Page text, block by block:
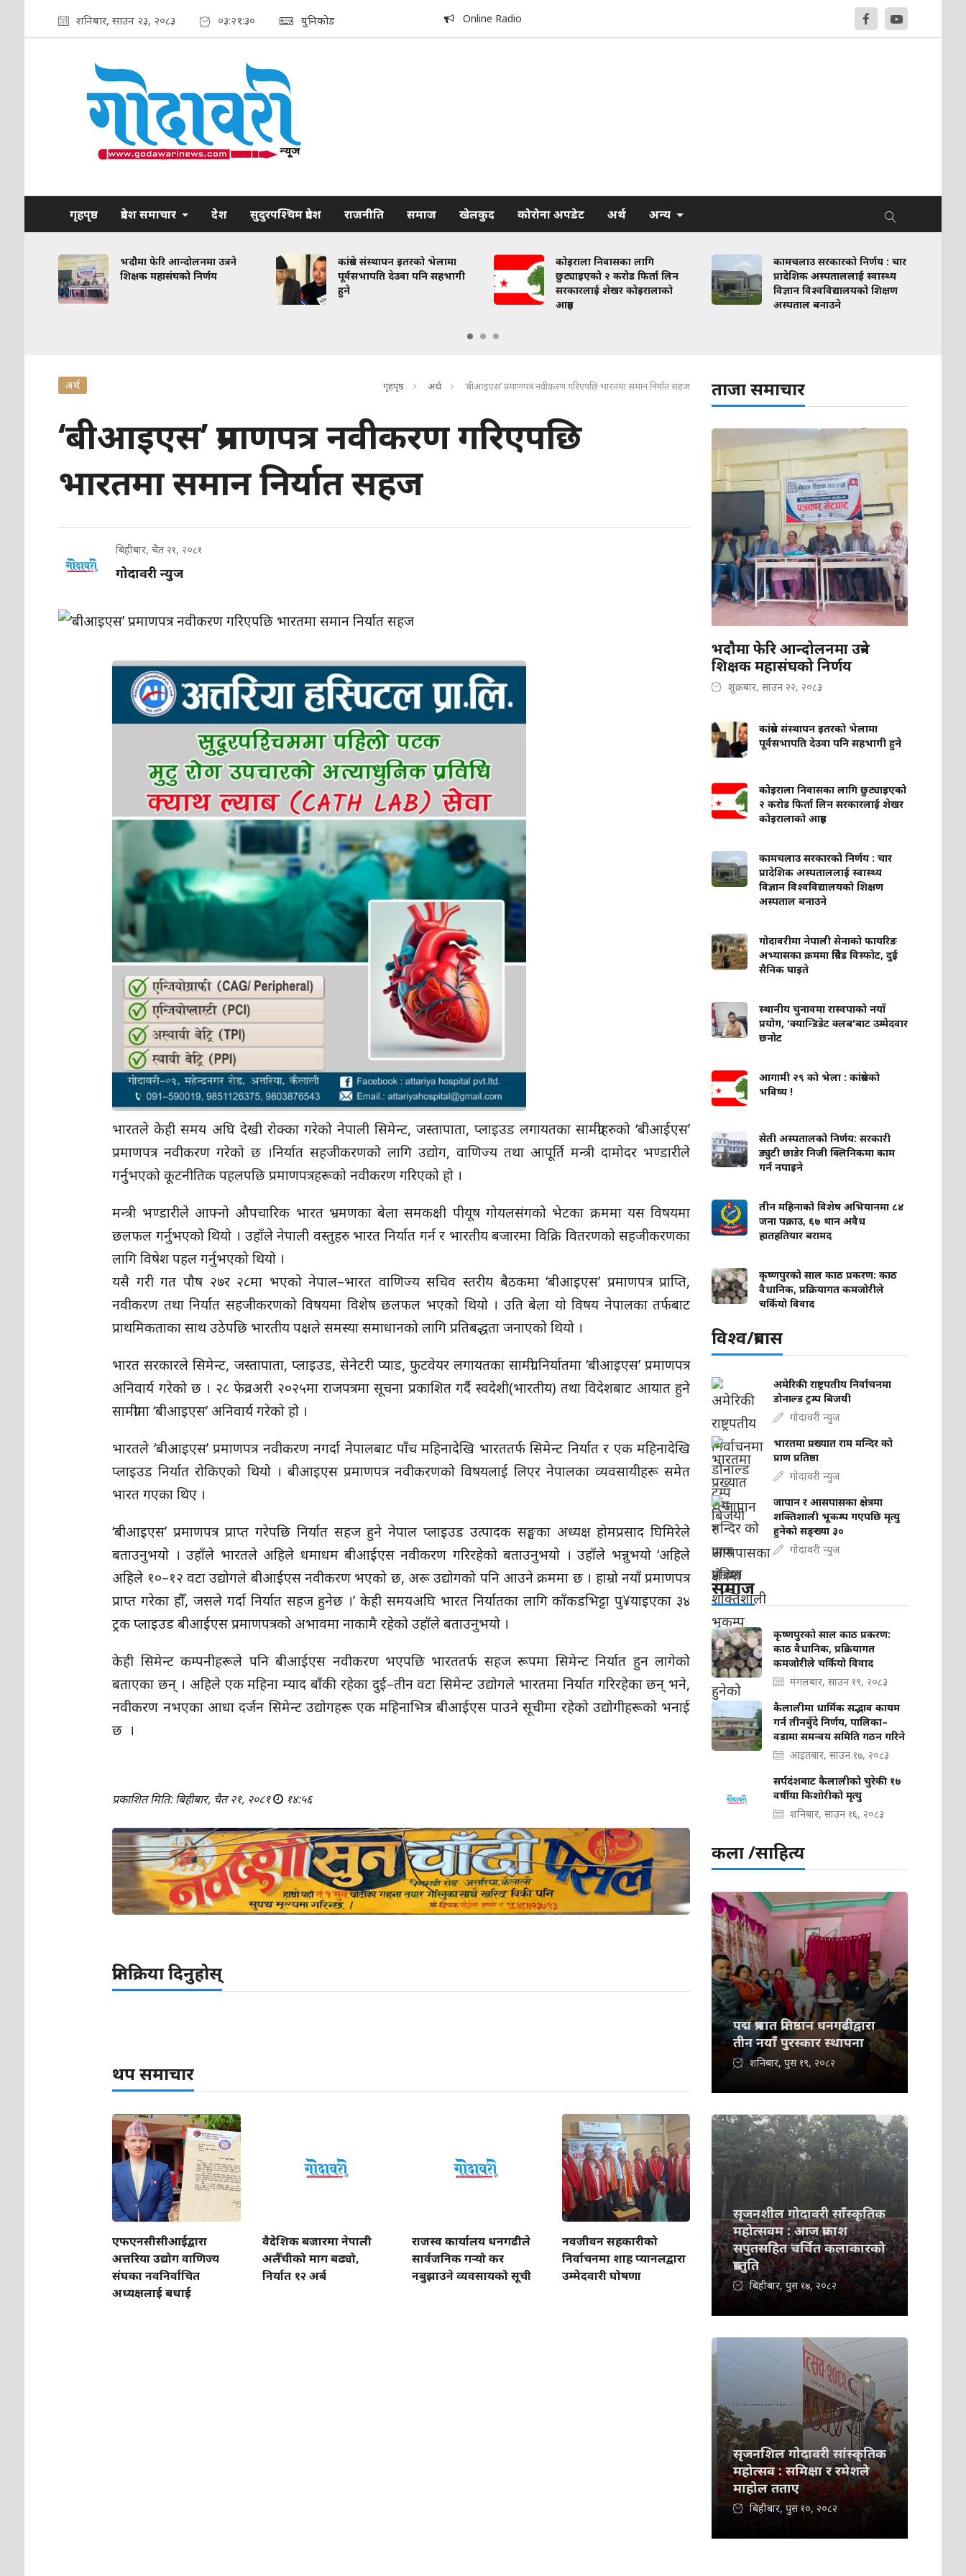
शनिबार, साउन २३, २०८३ ०३:२१:३१ युनिकोड Online Radio
गृहपृष्ठ प्रदेश समाचार देश सुदुरपश्चिम प्रदेश राजनीति समाज खेलकुद कोरोना अपडेट अर्थ अन्य
भदौमा फेरि आन्दोलनमा उत्रने
शिक्षक महासंघको निर्णय
कांग्रेस संस्थापन इतरको भेलामा
पूर्वसभापति देउवा पनि सहभागी
हुने
कोइराला निवासका लागि
छुट्याइएको २ करोड फिर्ता लिन
सरकारलाई शेखर कोइरालाको
आग्रह
कामचलाउ सरकारको निर्णय : चार
प्रादेशिक अस्पताललाई स्वास्थ्य
विज्ञान विश्वविद्यालयको शिक्षण
अस्पताल बनाउने
अर्थ गृहपृष्ठ अर्थ ‘बीआइएस’ प्रमाणपत्र नवीकरण गरिएपछि भारतमा समान निर्यात सहज
‘बीआइएस’ प्रमाणपत्र नवीकरण गरिएपछि
भारतमा समान निर्यात सहज
बिहीबार, चैत २१, २०८१
गोदावरी न्युज
भारतले केही समय अघि देखी रोक्का गरेको नेपाली सिमेन्ट, जस्तापाता, प्लाइउड लगायतका सामग्रीहरुको ‘बीआईएस’
प्रमाणपत्र नवीकरण गरेको छ ।निर्यात सहजीकरणको लागि उद्योग, वाणिज्य तथा आपूर्ति मन्त्री दामोदर भण्डारीले
गर्नुभएको कूटनीतिक पहलपछि प्रमाणपत्रहरूको नवीकरण गरिएको हो ।
मन्त्री भण्डारीले आफ्नो औपचारिक भारत भ्रमणका बेला समकक्षी पीयूष गोयलसंगको भेटका क्रममा यस विषयमा
छलफल गर्नुभएको थियो । उहाँले नेपाली वस्तुहरु भारत निर्यात गर्न र भारतीय बजारमा विक्रि वितरणको सहजीकरणका
लागि विषेश पहल गर्नुभएको थियो ।
यसै गरी गत पौष २७र २८मा भएको नेपाल–भारत वाणिज्य सचिव स्तरीय बैठकमा ‘बीआइएस’ प्रमाणपत्र प्राप्ति,
नवीकरण तथा निर्यात सहजीकरणको विषयमा विशेष छलफल भएको थियो । उति बेला यो विषय नेपालका तर्फबाट
प्राथमिकताका साथ उठेपछि भारतीय पक्षले समस्या समाधानको लागि प्रतिबद्धता जनाएको थियो ।
भारत सरकारले सिमेन्ट, जस्तापाता, प्लाइउड, सेनेटरी प्याड, फुटवेयर लगायतका सामग्री निर्यातमा ‘बीआइएस’ प्रमाणपत्र
अनिवार्य गरेको छ । २८ फेव्रअरी २०२५मा राजपत्रमा सूचना प्रकाशित गर्दै स्वदेशी(भारतीय) तथा विदेशबाट आयात हुने
सामग्रीमा ‘बीआइएस’ अनिवार्य गरेको हो ।
भारतले ‘बीआइएस’ प्रमाणपत्र नवीकरण नगर्दा नेपालबाट पाँच महिनादेखि भारततर्फ सिमेन्ट निर्यात र एक महिनादेखि
प्लाइउड निर्यात रोकिएको थियो । बीआइएस प्रमाणपत्र नवीकरणको विषयलाई लिएर नेपालका व्यवसायीहरू समेत
भारत गएका थिए ।
‘बीआइएस’ प्रमाणपत्र प्राप्त गरेपछि निर्यात सहज हुने नेपाल प्लाइउड उत्पादक सङ्घका अध्यक्ष होमप्रसाद घिमिरेले
बताउनुभयो । उहाँले भारतले अहिले धमाधम बीआईएस नवीकरण गरिरहेको बताउनुभयो । उहाँले भन्नुभयो ‘अहिले
अहिले १०–१२ वटा उद्योगले बीआईएस नवीकरण भएको छ, अरू उद्योगको पनि आउने क्रममा छ । हाम्रो नयाँ प्रमाणपत्र
प्राप्त गरेका हौँ, जसले गर्दा निर्यात सहज हुनेछ ।’ केही समयअघि भारत निर्यातका लागि काँकडभिट्टा पु¥याइएका ३४
ट्रक प्लाइउड बीआईएस प्रमाणपत्रको अभावमा नाकामै रहेको उहाँले बताउनुभयो ।
केही सिमेन्ट कम्पनीहरूले पनि बीआईएस नवीकरण भएपछि भारततर्फ सहज रूपमा सिमेन्ट निर्यात हुन लागेको
बताएका छन् । अहिले एक महिना म्याद बाँकी रहेका दुई–तीन वटा सिमेन्ट उद्योगले भारतमा निर्यात गरिरहेका छन् भने,
नवीकरण नभएका आधा दर्जन सिमेन्ट उद्योगहरू एक महिनाभित्र बीआईएस पाउने सूचीमा रहेको उद्योगीहरूको भनाई
छ ।
प्रकाशित मिति: बिहीबार, चैत २१, २०८१ १४:५६
प्रतिक्रिया दिनुहोस्
थप समाचार
एफएनसीसीआईद्वारा
अत्तरिया उद्योग वाणिज्य
संघका नवनिर्वाचित
अध्यक्षलाई बधाई
वैदेशिक बजारमा नेपाली
अलैँचीको माग बढ्यो,
निर्यात १२ अर्ब
राजस्व कार्यालय धनगढीले
सार्वजनिक गर्‍यो कर
नबुझाउने व्यवसायको सूची
नवजीवन सहकारीको
निर्वाचनमा शाह प्यानलद्वारा
उम्मेदवारी घोषणा
ताजा समाचार
भदौमा फेरि आन्दोलनमा उत्रने
शिक्षक महासंघको निर्णय
शुक्रबार, साउन २२, २०८३
कांग्रेस संस्थापन इतरको भेलामा
पूर्वसभापति देउवा पनि सहभागी हुने
कोइराला निवासका लागि छुट्याइएको
२ करोड फिर्ता लिन सरकारलाई शेखर
कोइरालाको आग्रह
कामचलाउ सरकारको निर्णय : चार
प्रादेशिक अस्पताललाई स्वास्थ्य
विज्ञान विश्वविद्यालयको शिक्षण
अस्पताल बनाउने
गोदावरीमा नेपाली सेनाको फायरिङ
अभ्यासका क्रममा ग्रिनेड विस्फोट, दुई
सैनिक घाइते
स्थानीय चुनावमा रास्वपाको नयाँ
प्रयोग, 'क्यान्डिडेट क्लब'बाट उम्मेदवार
छनोट
आगामी २९ को भेला : कांग्रेसको
भविष्य !
सेती अस्पतालको निर्णय: सरकारी
ड्युटी छाडेर निजी क्लिनिकमा काम
गर्न नपाइने
तीन महिनाको विशेष अभियानमा ८४
जना पक्राउ, ६७ थान अवैध
हातहतियार बरामद
कृष्णपुरको साल काठ प्रकरण: काठ
वैधानिक, प्रक्रियागत कमजोरीले
चर्कियो विवाद
विश्व/प्रबास
अमेरिकी राष्ट्रपतीय निर्वाचनमा
डोनाल्ड ट्रम्प बिजयी
गोदावरी न्युज
भारतमा प्रख्यात राम मन्दिर को
प्राण प्रतिष्ठा
गोदावरी न्युज
जापान र आसपासका क्षेत्रमा
शक्तिशाली भूकम्प गएपछि मृत्यु
हुनेको सङ्ख्या ३०
गोदावरी न्युज
समाज
कृष्णपुरको साल काठ प्रकरण:
काठ वैधानिक, प्रक्रियागत
कमजोरीले चर्कियो विवाद
मंगलबार, साउन १९, २०८३
कैलालीमा धार्मिक सद्भाव कायम
गर्न तीनबुँदे निर्णय, पालिका–
वडामा समन्वय समिति गठन गरिने
आइतबार, साउन १७, २०८३
सर्पदंशबाट कैलालीको चुरेकी १७
वर्षीया किशोरीको मृत्यु
शनिबार, साउन १६, २०८३
कला /साहित्य
पद्म प्रभात प्रतिष्ठान धनगढीद्वारा
तीन नयाँ पुरस्कार स्थापना
शनिबार, पुस १९, २०८२
सृजनशील गोदावरी साँस्कृतिक
महोत्सवम : आज प्रकाश
सपुतसहित चर्चित कलाकारको
प्रस्तुति
बिहीबार, पुस १७, २०८२
सृजनशिल गोदावरी सांस्कृतिक
महोत्सव : समिक्षा र रमेशले
माहोल तताए
बिहीबार, पुस १०, २०८२